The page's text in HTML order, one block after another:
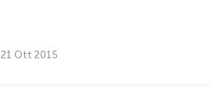
21 Ott 2015